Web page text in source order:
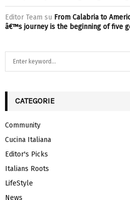
Editor Team su From Calabria to
â€™s journey is the beginning of five
h
o
r
:
CATEGORIE
Community
Cucina Italiana
Editor's Picks
Italians Roots
LifeStyle
News